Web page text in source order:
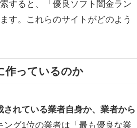
すると、「優良ソフト闇金ラン
す。これらのサイトがどのよう
っているのか
されている業者自身か、業者から
グ1位の業者は「最も優良な業